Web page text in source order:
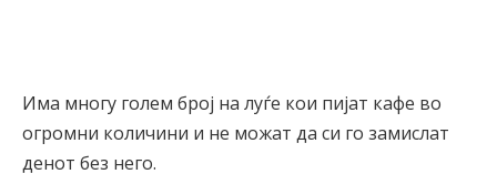
Има многу голем број на луѓе кои пијат кафе во
огромни количини и не можат да си го замислат
денот без него.